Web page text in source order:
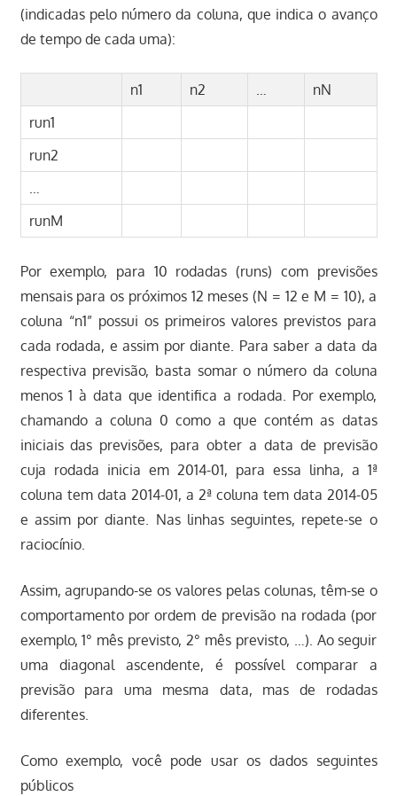
(indicadas pelo número da coluna, que indica o avanço
de tempo de cada uma):
n1 n2 …
nN
run1
run2
…
runM
Por exemplo, para 10 rodadas (runs) com previsões
mensais para os próximos 12 meses (N = 12 e M = 10), a
coluna “n1” possui os primeiros valores previstos para
cada rodada, e assim por diante. Para saber a data da
respectiva previsão, basta somar o número da coluna
menos 1 à data que identifica a rodada. Por exemplo,
chamando a coluna 0 como a que contém as datas
iniciais das previsões, para obter a data de previsão
cuja rodada inicia em 2014-01, para essa linha, a 1ª
coluna tem data 2014-01, a 2ª coluna tem data 2014-05
e assim por diante. Nas linhas seguintes, repete-se o
raciocínio.
Assim, agrupando-se os valores pelas colunas, têm-se o
comportamento por ordem de previsão na rodada (por
exemplo, 1° mês previsto, 2° mês previsto, …). Ao seguir
uma diagonal ascendente, é possível comparar a
previsão para uma mesma data, mas de rodadas
diferentes.
Como exemplo, você pode usar os dados seguintes
públicos